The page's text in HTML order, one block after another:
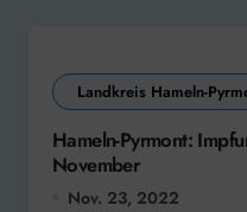
Landkreis Hameln-
Hameln-Pyrmont:
November
Nov. 23, 2022